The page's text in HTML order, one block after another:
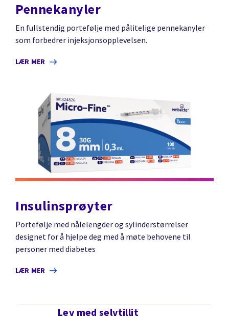
Pennekanyler
En fullstendig portefølje med pålitelige pennekanyler
som forbedrer injeksjonsopplevelsen.
LÆR MER
Insulinsprøyter
Portefølje med nålelengder og sylinderstørrelser
designet for å hjelpe deg med å møte behovene til
personer med diabetes
LÆR MER
Lev med selvtillit